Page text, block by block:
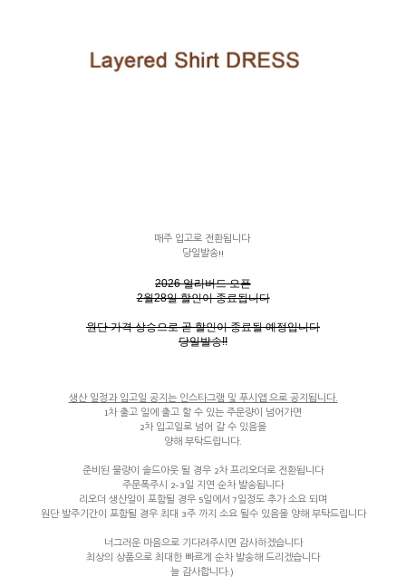
매주 입고로 전환됩니다
당일발송!!
2026 얼리버드 오픈
2월28일 할인이 종료됩니다
원단 가격 상승으로 곧 할인이 종료될 예정입니다
당일발송!!
생산 일정과 입고일 공지는 인스타그램 및 푸시앱 으로 공지됩니다.
1차 출고 일에 출고 할 수 있는 주문량이 넘어가면
2차 입고일로 넘어 갈 수 있음을
양해 부탁드립니다.
준비된 물량이 솔드아웃 될 경우 2차 프리오더로 전환됩니다
주문폭주시 2-3일 지연 순차 발송됩니다
리오더 생산일이 포함될 경우 5일에서 7일정도 추가 소요 되며
원단 발주기간이 포함될 경우 최대 3주 까지 소요 될수 있음을 양해 부탁드립니다
너그러운 마음으로 기다려주시면 감사하겠습니다
최상의 상품으로 최대한 빠르게 순차 발송해 드리겠습니다
늘 감사합니다:)